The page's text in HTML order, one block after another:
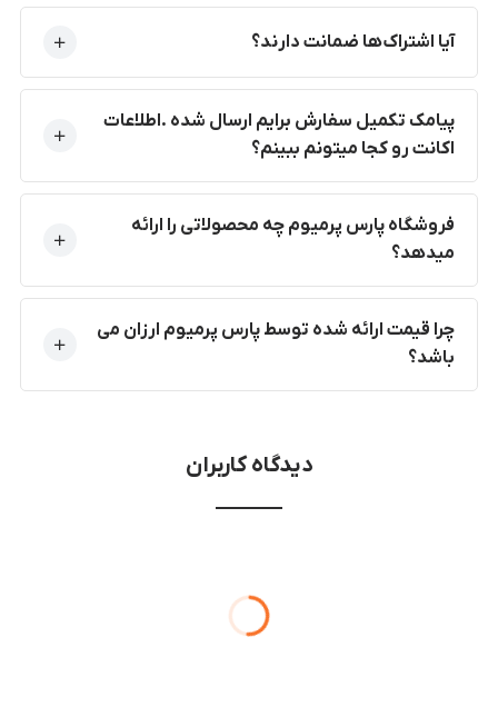
آیا اشتراک‌ها ضمانت دارند؟
پیامک تکمیل سفارش برایم ارسال شده .اطلاعات
اکانت رو کجا میتونم ببینم؟
فروشگاه پارس پرمیوم چه محصولاتی را ارائه
میدهد؟
چرا قیمت ارائه شده توسط پارس پرمیوم ارزان می
باشد؟
دیدگاه کاربران